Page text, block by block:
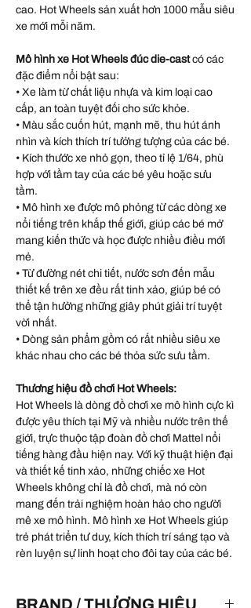
cao. Hot Wheels sản xuất hơn 1000 mẫu siêu
xe mới mỗi năm.
Mô hình xe Hot Wheels đúc die-castcó các
đặc điểm nổi bật sau:
• Xe làm từ chất liệu nhựa và kim loại cao
cấp, an toàn tuyệt đối cho sức khỏe.
• Màu sắc cuốn hút, mạnh mẽ, thu hút ánh
nhìn và kích thích trí tưởng tượng của các bé.
• Kích thước xe nhỏ gọn, theo tỉ lệ 1/64, phù
hợp với tầm tay của các bé yêu hoặc sưu
tầm.
• Mô hình xe được mô phỏng từ các dòng xe
nổi tiếng trên khắp thế giới, giúp các bé mở
mang kiến thức và học được nhiều điều mới
mẻ.
• Từ đường nét chi tiết, nước sơn đến mẫu
thiết kế trên xe đều rất tinh xảo, giúp bé có
thể tận hưởng những giây phút giải trí tuyệt
vời nhất.
• Dòng sản phẩm gồm có rất nhiều siêu xe
khác nhau cho các bé thỏa sức sưu tầm.
Thương hiệu đồ chơi Hot Wheels:
Hot Wheels là dòng đồ chơi xe mô hình cực kì
được yêu thích tại Mỹ và nhiều nước trên thế
giới, trực thuộc tập đoàn đồ chơi Mattel nổi
tiếng hàng đầu hiện nay. Với kỹ thuật hiện đại
và thiết kế tinh xảo, những chiếc xe Hot
Wheels không chỉ là đồ chơi, mà nó còn
mang đến trải nghiệm hoàn hảo cho người
mê xe mô hình. Mô hình xe Hot Wheels giúp
trẻ phát triển tư duy, kích thích trí sáng tạo và
rèn luyện sự linh hoạt cho đôi tay của các bé.
BRAND / THƯƠNG HIỆU